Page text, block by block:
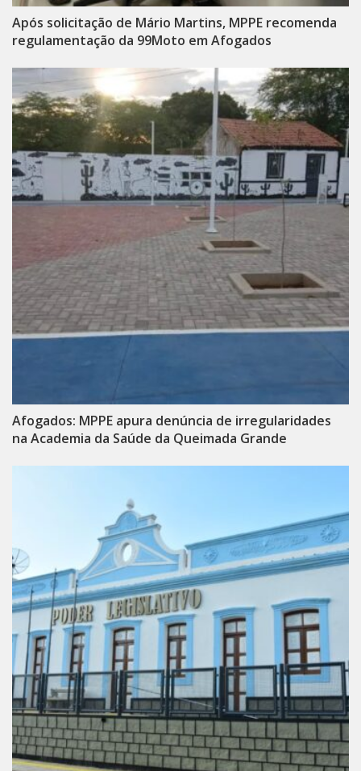
Após solicitação de Mário Martins, MPPE recomenda
regulamentação da 99Moto em Afogados
Afogados: MPPE apura denúncia de irregularidades
na Academia da Saúde da Queimada Grande